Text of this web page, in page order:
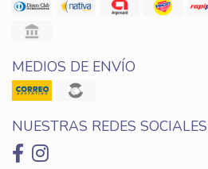
MEDIOS DE ENVÍO
NUESTRAS REDES SOCIALES